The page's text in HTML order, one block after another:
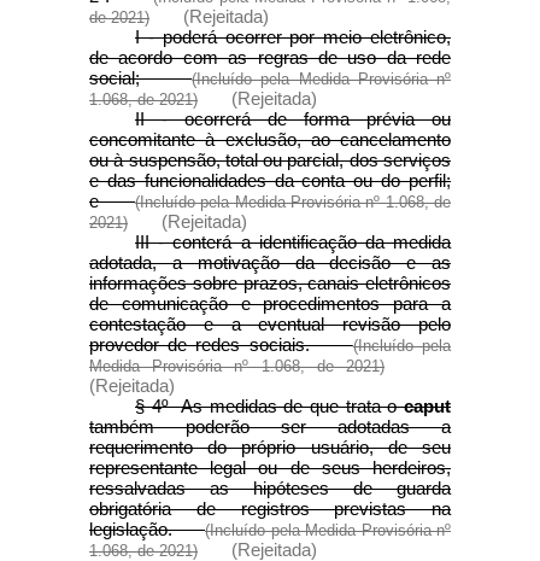
de 2021)
(Rejeitada)
I - poderá ocorrer por meio eletrônico,
de acordo com as regras de uso da rede
social;(Incluído pela Medida Provisória nº
1.068, de 2021)
(Rejeitada)
II - ocorrerá de forma prévia ou
concomitante à exclusão, ao cancelamento
ou à suspensão, total ou parcial, dos serviços
e das funcionalidades da conta ou do perfil;
e(Incluído pela Medida Provisória nº 1.068, de
2021)
(Rejeitada)
III - conterá a identificação da medida
adotada, a motivação da decisão e as
informações sobre prazos, canais eletrônicos
de comunicação e procedimentos para a
contestação e a eventual revisão pelo
provedor de redes sociais.(Incluído pela
Medida Provisória nº 1.068, de 2021)
(Rejeitada)
§ 4º As medidas de que trata ocaput
também poderão ser adotadas a
requerimento do próprio usuário, de seu
representante legal ou de seus herdeiros,
ressalvadas as hipóteses de guarda
obrigatória de registros previstas na
legislação.(Incluído pela Medida Provisória nº
1.068, de 2021)
(Rejeitada)